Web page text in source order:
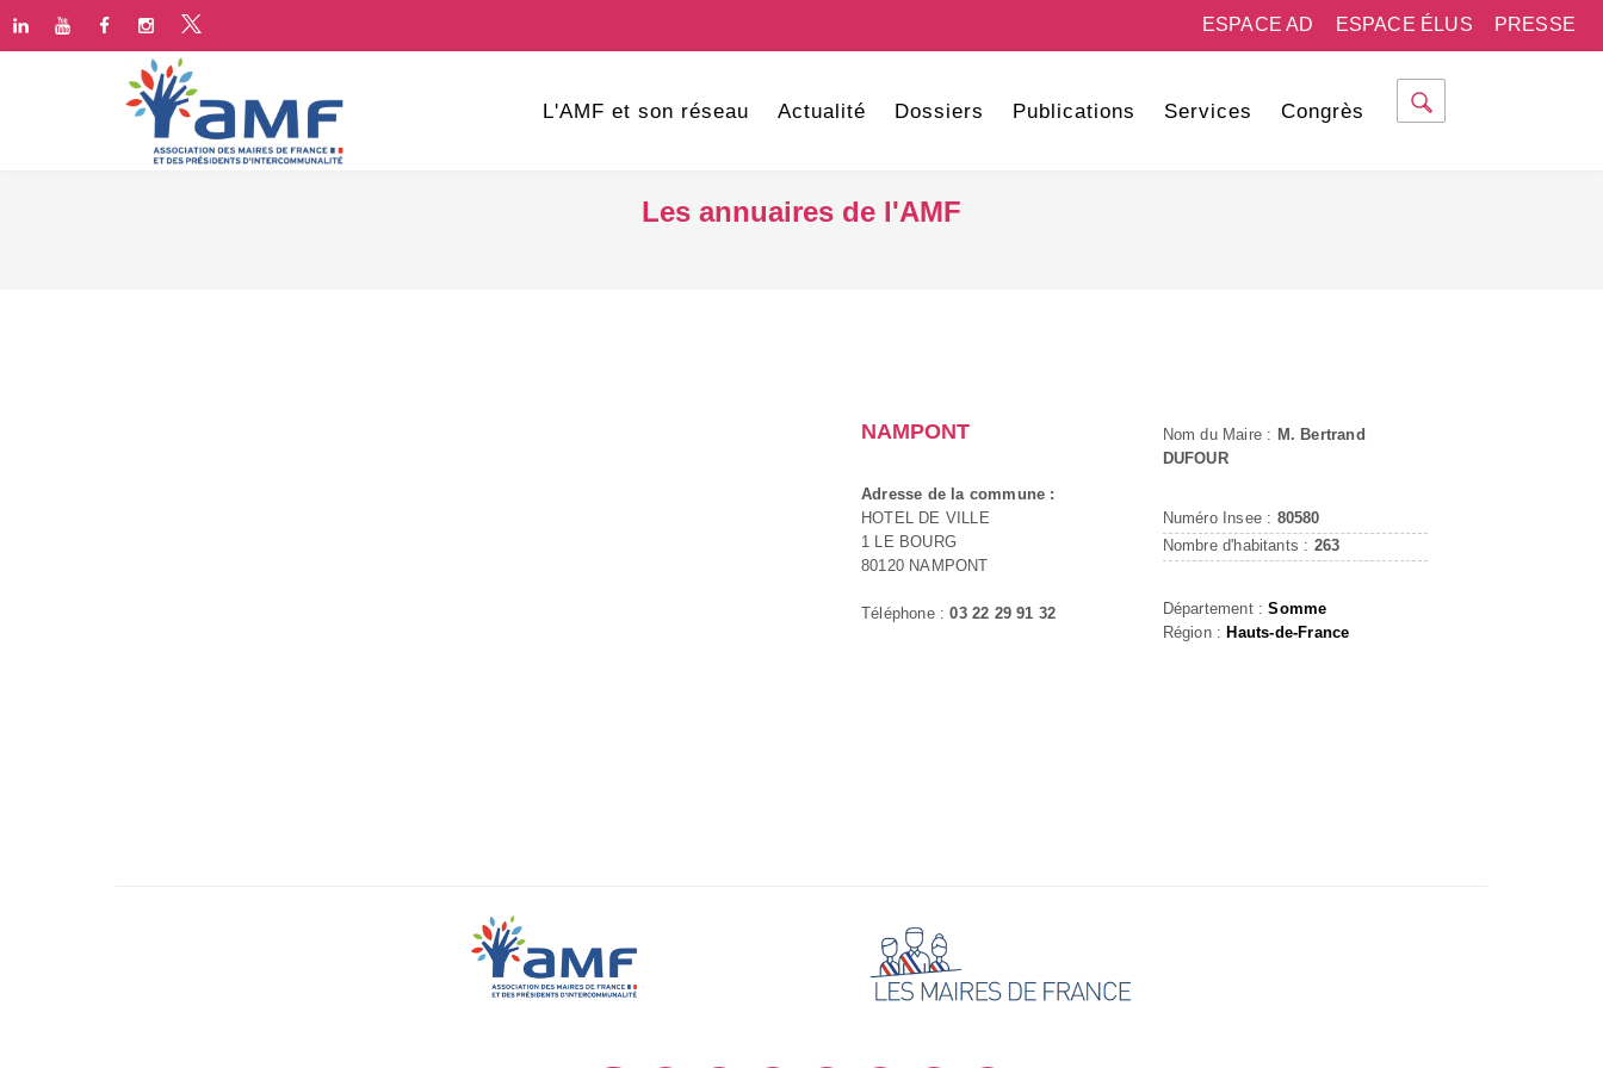
PRESSE
ESPACE ÉLUS
ESPACE AD
L'AMF et son réseau Actualité Dossiers Publications Services Congrès
Les annuaires de l'AMF
NAMPONT
Adresse de la commune :
HOTEL DE VILLE
1 LE BOURG
80120 NAMPONT
Téléphone :03 22 29 91 32
Nom du Maire : M. Bertrand
DUFOUR
Numéro Insee : 80580
Nombre d'habitants : 263
Département :Somme
Région : Hauts-de-France